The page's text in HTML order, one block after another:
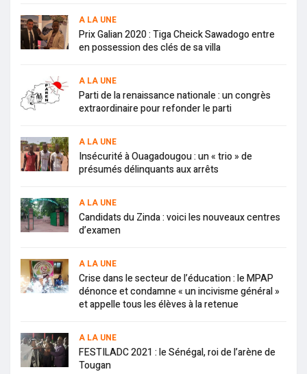
A LA UNE
Prix Galian 2020 : Tiga Cheick Sawadogo entre
en possession des clés de sa villa
A LA UNE
Parti de la renaissance nationale : un congrès
extraordinaire pour refonder le parti
A LA UNE
Insécurité à Ouagadougou : un « trio » de
présumés délinquants aux arrêts
A LA UNE
Candidats du Zinda : voici les nouveaux centres
d’examen
A LA UNE
Crise dans le secteur de l’éducation : le MPAP
dénonce et condamne « un incivisme général »
et appelle tous les élèves à la retenue
A LA UNE
FESTILADC 2021 : le Sénégal, roi de l’arène de
Tougan